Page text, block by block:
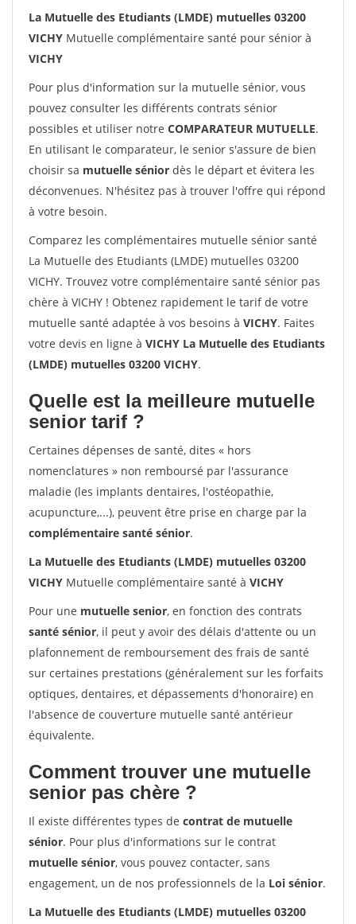
La Mutuelle des Etudiants (LMDE) mutuelles 03200
VICHY Mutuelle complémentaire santé pour sénior à
VICHY
Pour plus d'information sur la mutuelle sénior, vous
pouvez consulter les différents contrats sénior
possibles et utiliser notre COMPARATEUR MUTUELLE.
En utilisant le comparateur, le senior s'assure de bien
choisir sa mutuelle sénior dès le départ et évitera les
déconvenues. N'hésitez pas à trouver l'offre qui répond
à votre besoin.
Comparez les complémentaires mutuelle sénior santé
La Mutuelle des Etudiants (LMDE) mutuelles 03200
VICHY. Trouvez votre complémentaire santé sénior pas
chère à VICHY ! Obtenez rapidement le tarif de votre
mutuelle santé adaptée à vos besoins à VICHY. Faites
votre devis en ligne à VICHY La Mutuelle des Etudiants
(LMDE) mutuelles 03200 VICHY.
Quelle est la meilleure mutuelle
senior tarif ?
Certaines dépenses de santé, dites « hors
nomenclatures » non remboursé par l'assurance
maladie (les implants dentaires, l'ostéopathie,
acupuncture,...), peuvent être prise en charge par la
complémentaire santé sénior.
La Mutuelle des Etudiants (LMDE) mutuelles 03200
VICHY Mutuelle complémentaire santé à VICHY
Pour une mutuelle senior, en fonction des contrats
santé sénior, il peut y avoir des délais d'attente ou un
plafonnement de remboursement des frais de santé
sur certaines prestations (généralement sur les forfaits
optiques, dentaires, et dépassements d'honoraire) en
l'absence de couverture mutuelle santé antérieur
équivalente.
Comment trouver une mutuelle
senior pas chère ?
Il existe différentes types de contrat de mutuelle
sénior. Pour plus d'informations sur le contrat
mutuelle sénior, vous pouvez contacter, sans
engagement, un de nos professionnels de la Loi sénior.
La Mutuelle des Etudiants (LMDE) mutuelles 03200